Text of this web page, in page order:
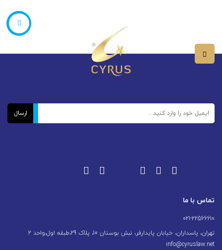
تماس با ما
021-22566610
تهران، پاسداران، خیابان پایدارفر، نبش بوستان 10، پلاک 29،طبقه اول،واحد 2
info@cyruslaw.net